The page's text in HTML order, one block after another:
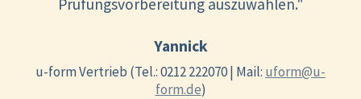
Prüfungsvorbereitung auszuwählen."
Yannick
u-form Vertrieb (Tel.: 0212 222070 | Mail: uform@u-
form.de)